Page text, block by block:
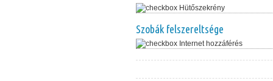
Hütőszekrény
Szobák felszereltsége
Internet hozzáférés